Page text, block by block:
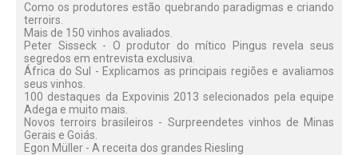
Como os produtores estão quebrando paradigmas e criando
terroirs.
Mais de 150 vinhos avaliados.
Peter Sisseck - O produtor do mítico Pingus revela seus
segredos em entrevista exclusiva.
África do Sul - Explicamos as principais regiões e avaliamos
seus vinhos.
100 destaques da Expovinis 2013 selecionados pela equipe
Adega e muito mais.
Novos terroirs brasileiros - Surpreendetes vinhos de Minas
Gerais e Goiás.
Egon Müller - A receita dos grandes Riesling